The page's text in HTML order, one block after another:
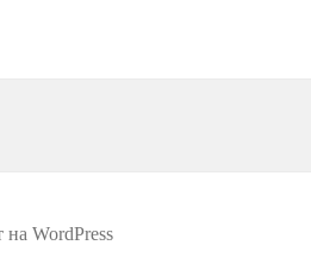
на WordPress